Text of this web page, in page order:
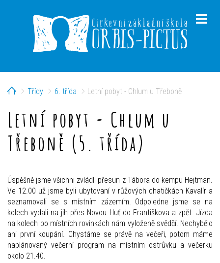
HomeTřídy 6. třída Letní pobyt - Chlum u Třeboně
Letní pobyt - Chlum u
Třeboně (5. třída)
Úspěšně jsme všichni zvládli přesun z Tábora do kempu Hejtman.
Ve 12.00 už jsme byli ubytovaní v růžových chatičkách Kavalír a
seznamovali se s místním zázemím. Odpoledne jsme se na
kolech vydali na jih přes Novou Huť do Františkova a zpět. Jízda
na kolech po místních rovinkách nám vyloženě svědčí. Nechybělo
ani první koupání. Chystáme se právě na večeři, potom máme
naplánovaný večerní program na místním ostrůvku a večerku
okolo 21.40.